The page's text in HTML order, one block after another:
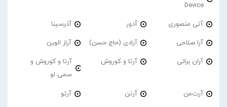
Device
آتی منصوری آدور آذرسینا
آرا صلاحی آرادی (حاج حسن) آراز الوین
آران براتی آرتا و کوروش
آرتا و کوروش و
سمی لو
آرت‌من آرتن آرتو